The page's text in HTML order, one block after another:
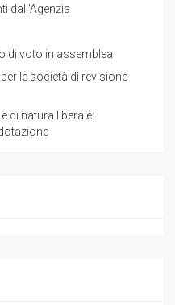
dall'Agenzia
di voto in assemblea
le società di revisione
di natura liberale: